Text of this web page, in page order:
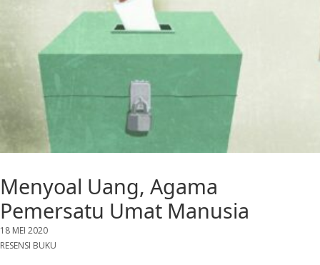
Menyoal Uang, Agama
Pemersatu Umat Manusia
18 MEI 2020
RESENSI BUKU